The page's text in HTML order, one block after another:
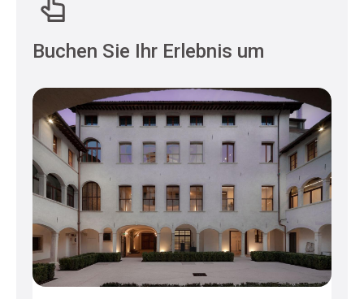
Buchen Sie Ihr Erlebnis um